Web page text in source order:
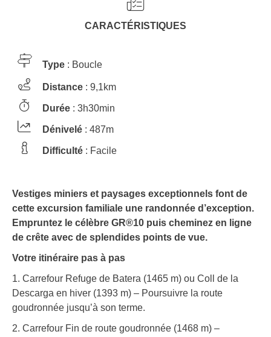
CARACTÉRISTIQUES
Type : Boucle
Distance : 9,1km
Durée : 3h30min
Dénivelé : 487m
Difficulté : Facile
Vestiges miniers et paysages exceptionnels font de
cette excursion familiale une randonnée d’exception.
Empruntez le célèbre GR®10 puis cheminez en ligne
de crête avec de splendides points de vue.
Votre itinéraire pas à pas
1. Carrefour Refuge de Batera (1465 m) ou Coll de la
Descarga en hiver (1393 m) – Poursuivre la route
goudronnée jusqu’à son terme.
2. Carrefour Fin de route goudronnée (1468 m) –